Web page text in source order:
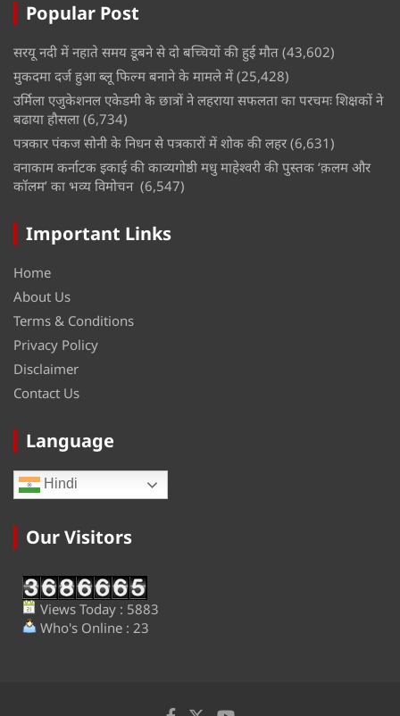
Popular Post
सरयू नदी में नहाते समय डूबने से दो बच्चियों की हुई मौत (43,602)
मुकदमा दर्ज हुआ ब्लू फिल्म बनाने के मामले में (25,428)
उर्मिला एजुकेशनल एकेडमी के छात्रों ने लहराया सफलता का परचमः शिक्षकों ने
बढाया हौसला (6,734)
पत्रकार पंकज सोनी के निधन से पत्रकारों में शोक की लहर (6,631)
वनाकाम कर्नाटक इकाई की काव्यगोष्ठी मधु माहेश्वरी की पुस्तक ‘क़लम और
कॉलम’ का भव्य विमोचन (6,547)
Important Links
Home
About Us
Terms & Conditions
Privacy Policy
Disclaimer
Contact Us
Language
Hindi
Our Visitors
Views Today : 5883
Who's Online : 23